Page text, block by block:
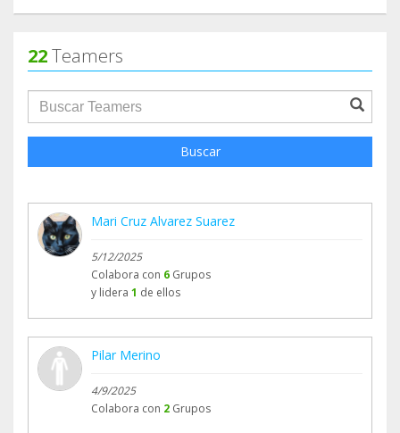
22Teamers
groupProfile.searchForm.search.text???
Buscar
Mari Cruz Alvarez Suarez
5/12/2025
Colabora con 6 Grupos
y lidera 1 de ellos
Pilar Merino
4/9/2025
Colabora con 2 Grupos